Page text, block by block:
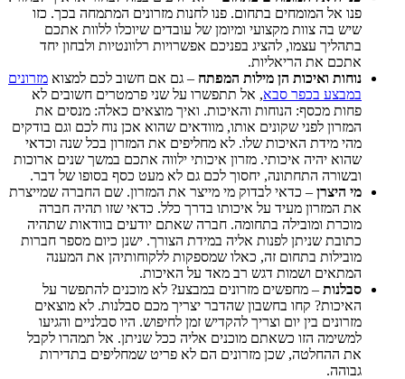
פנו אל המומחים בתחום. פנו לחנות מזרונים המתמחה בכך. כזו
שיש בה צוות מקצועי ומיומן של עובדים שיוכלו ללוות אתכם
בתהליך עצמו, להציג בפניכם אפשרויות רלוונטיות ולבחון יחד
אתכם את הריאליות.
נוחות ואיכות הן מילות המפתח – גם אם חשוב לכם למצוא מזרונים
במבצע בכפר סבא, אל תתפשרו על שני פרמטרים חשובים לא
פחות מכסף: הנוחות והאיכות. ואיך מוצאים כאלה: מנסים את
המזרון לפני שקונים אותו, מוודאים שהוא אכן נוח לכם וגם בודקים
מהי מידת האיכות שלו. לא מחליפים את המזרון בכל שנה וכדאי
שהוא יהיה איכותי. מזרון איכותי ילווה אתכם במשך שנים ארוכות
ובשורה התחתונה, יחסוך לכם גם לא מעט כסף בסופו של דבר.
מי היצרן – כדאי לבדוק מי מייצר את המזרון. שם החברה שמייצרת
את המזרון מעיד על איכותו בדרך כלל. כדאי שזו תהיה חברה
מוכרת ומובילה בתחומה. חברה שאתם יודעים בוודאות שתהיה
כתובת שניתן לפנות אליה במידת הצורך. ישנן כיום מספר חברות
מובילות בתחום זה, כאלו שמספקות ללקוחותיהן את המענה
המתאים ושמות דגש רב מאד על האיכות.
סבלנות – מחפשים מזרונים במבצע? לא מוכנים להתפשר על
האיכות? קחו בחשבון שהדבר יצריך מכם סבלנות. לא מוצאים
מזרונים בין יום וצריך להקדיש זמן לחיפוש. היו סבלניים והגיעו
למשימה הזו כשאתם מוכנים אליה ככל שניתן. אל תמהרו לקבל
את ההחלטה, שכן מזרונים הם לא פריט שמחליפים בתדירות
גבוהה.